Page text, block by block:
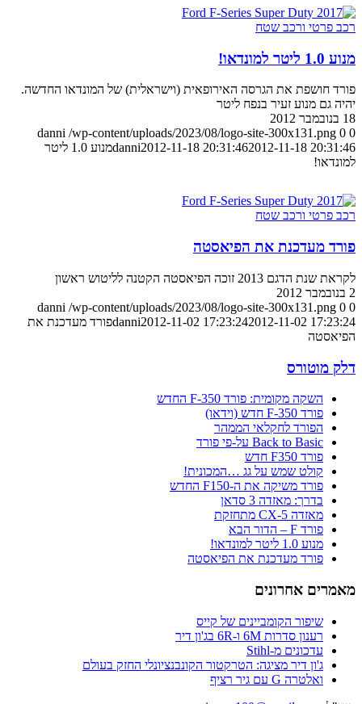
רכב פרטי ורכב שטח
מנוע 1.0 ליטר למונדאו!
פורד חושפת את הגרסה האירופאית (וישראלית) של המונדאו החדשה.
יהיה גם מנוע זעיר בנפח ליטר
18 בנובמבר 2012
0
0
danni /wp-content/uploads/2023/08/logo-site-300x131.png
danni2012-11-18 20:31:462012-11-18 20:31:46
מנוע 1.0 ליטר
למונדאו!
רכב פרטי ורכב שטח
פורד מעדכנת את הפיאסטה
לקראת שנת הדגם 2013 זוכה הפיאסטה הקטנה לליטוש ראשון
2 בנובמבר 2012
0
0
danni /wp-content/uploads/2023/08/logo-site-300x131.png
danni2012-11-02 17:23:242012-11-02 17:23:24
פורד מעדכנת את
הפיאסטה
דלק מוטורס
השקה מקומית: פורד F-350 החדש
פורד F-350 חדש (וידאו)
הפורד לחקלאי הממהר
Back to Basic על-פי פורד
פורד F350 חדש
קולט שמש על גג …המכונית!
פורד משיקה את ה-F150 החדש
בדרך: מאזדה 3 סדאן
מאזדה CX-5 מתחזקת
פורד F – הדור הבא
מנוע 1.0 ליטר למונדאו!
פורד מעדכנת את הפיאסטה
מאמרים אחרונים
שיפור הקומביינים של קייס
רענון סדרות 6M ו-6R בג'ון דיר
עדכונים מ-Stihl
ג'ון דיר מציגה: הטרקטור הקונבנציונלי החזק בעולם
ואלטרה G עם גיר רציף